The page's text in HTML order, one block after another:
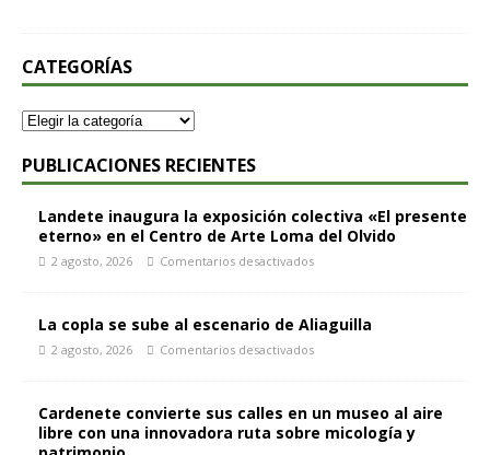
CATEGORÍAS
PUBLICACIONES RECIENTES
Landete inaugura la exposición colectiva «El presente
eterno» en el Centro de Arte Loma del Olvido
2 agosto, 2026 Comentarios desactivados
La copla se sube al escenario de Aliaguilla
2 agosto, 2026 Comentarios desactivados
Cardenete convierte sus calles en un museo al aire
libre con una innovadora ruta sobre micología y